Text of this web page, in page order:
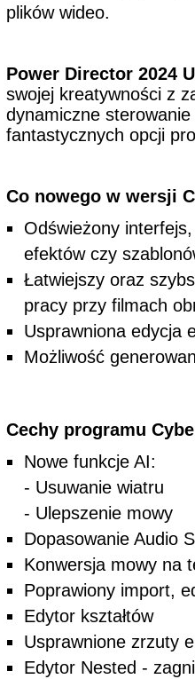
plików wideo.
Power Director 2024
swojej kreatywności z
dynamiczne
fantastycznych opcji
Co nowego w wersji
Odświeżony
efektów czy
Łatwiejszy oraz
pracy przy filmach
Usprawniona edycja
Możliwość
Cechy programu
Nowe funkcje AI:
- Usuwanie wiatru
- Ulepszenie mowy
Dopasowanie Audio
Konwersja mowy na
Poprawiony import,
Edytor kształtów
Usprawnione zrzuty
Edytor Nested -